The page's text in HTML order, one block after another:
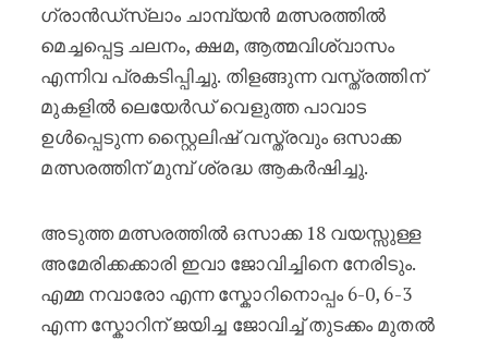
ഗ്രാൻഡ്സ്ലാം ചാമ്പ്യൻ മത്സരത്തിൽ
മെച്ചപ്പെട്ട ചലനം, ക്ഷമ, ആത്മവിശ്വാസം
എന്നിവ പ്രകടിപ്പിച്ചു. തിളങ്ങുന്ന വസ്ത്രത്തിന്
മുകളിൽ ലെയേർഡ് വെളുത്ത പാവാട
ഉൾപ്പെടുന്ന സ്റ്റൈലിഷ് വസ്ത്രവും ഒസാക്ക
മത്സരത്തിന് മുമ്പ് ശ്രദ്ധ ആകർഷിച്ചു.
അടുത്ത മത്സരത്തിൽ ഒസാക്ക 18 വയസ്സുള്ള
അമേരിക്കക്കാരി ഇവാ ജോവിച്ചിനെ നേരിടും.
എമ്മ നവാരോ എന്ന സ്കോറിനൊപ്പം 6-0, 6-3
എന്ന സ്കോറിന് ജയിച്ച ജോവിച്ച് തുടക്കം മുതൽ